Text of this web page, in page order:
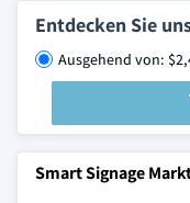
Entdecken Sie
Ausgehend von:
Smart Signage